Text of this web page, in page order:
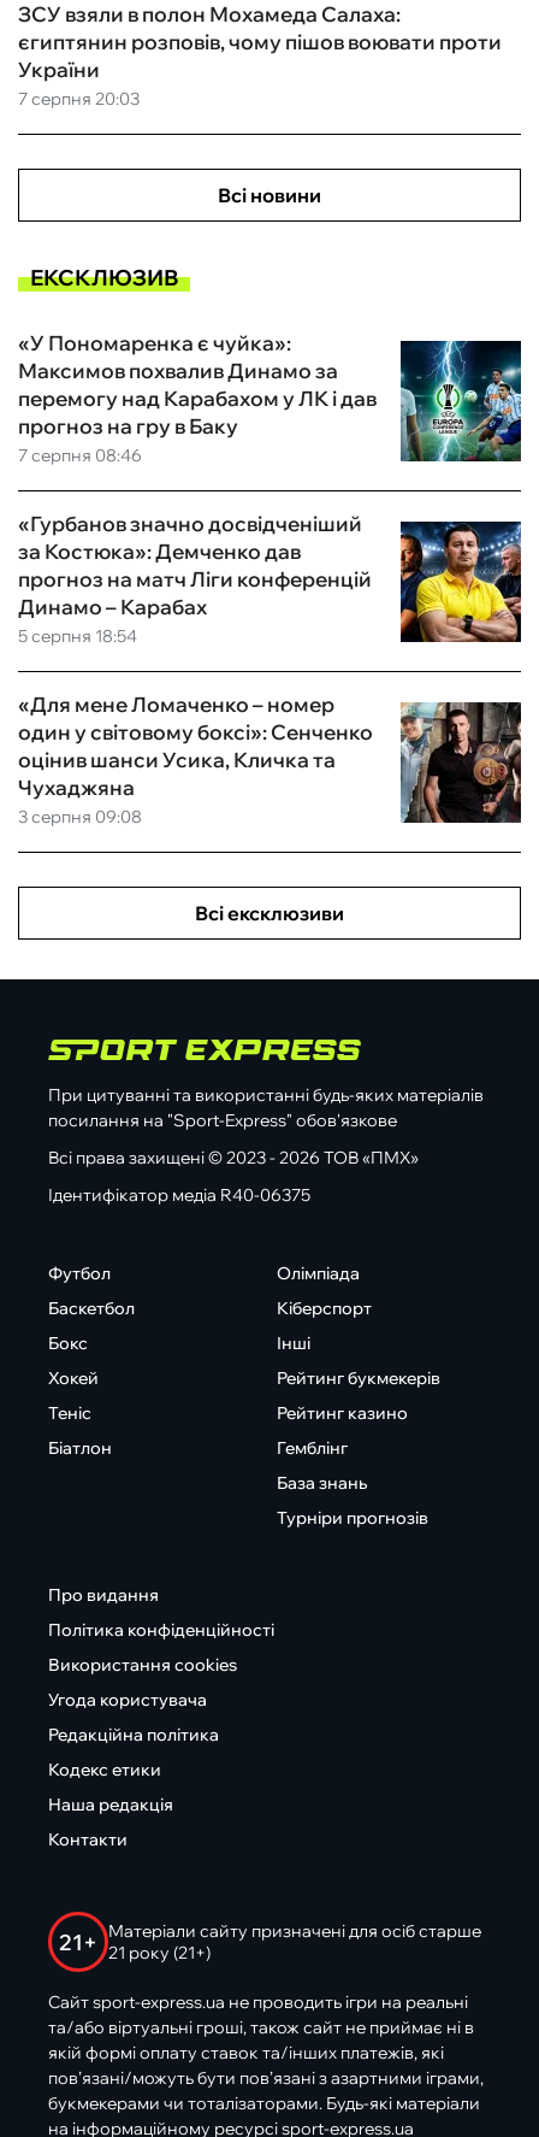
7 серпня 20:03
ЗСУ взяли в полон Мохамеда Салаха:
єгиптянин розповів, чому пішов воювати проти
України
Всі новини
ЕКСКЛЮЗИВ
7 серпня 08:46
«У Пономаренка є чуйка»:
Максимов похвалив Динамо за
перемогу над Карабахом у ЛК і дав
прогноз на гру в Баку
5 серпня 18:54
«Гурбанов значно досвідченіший
за Костюка»: Демченко дав
прогноз на матч Ліги конференцій
Динамо – Карабах
3 серпня 09:08
«Для мене Ломаченко – номер
один у світовому боксі»: Сенченко
оцінив шанси Усика, Кличка та
Чухаджяна
Всі ексклюзиви
При цитуванні та використанні будь-яких матеріалів
посилання на "Sport-Express" обов'язкове
Всі права захищені © 2023 - 2026 ТОВ «ПМХ»
Ідентифікатор медіа R40-06375
Футбол
Баскетбол
Бокс
Хокей
Теніс
Біатлон
Олімпіада
Кіберспорт
Інші
Рейтинг букмекерів
Рейтинг казино
Гемблінг
База знань
Турніри прогнозів
Про видання
Політика конфіденційності
Використання cookies
Угода користувача
Редакційна політика
Кодекс етики
Наша редакція
Контакти
21+
Матеріали сайту призначені для осіб старше
21 року (21+)
Сайт sport-express.ua не проводить ігри на реальні
та/або віртуальні гроші, також сайт не приймає ні в
якій формі оплату ставок та/інших платежів, які
пов’язані/можуть бути пов’язані з азартними іграми,
букмекерами чи тоталізаторами. Будь-які матеріали
на інформаційному ресурсі sport-express.ua